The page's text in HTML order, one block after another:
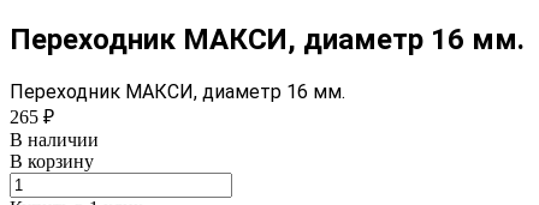
Переходник МАКСИ, диаметр 16 мм.
Переходник МАКСИ, диаметр 16 мм.
265 ₽
В наличии
В корзину